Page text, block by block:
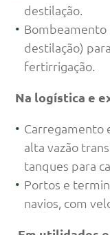
destilação.
Bombeamento
destilação)
fertirrigação.
Na logística e
Carregamento
alta vazão
tanques para
Portos e
navios, com